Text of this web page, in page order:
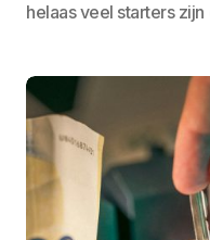
helaas veel starters